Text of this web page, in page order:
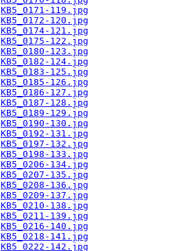
KB5_0171-119.jpg
KB5_0172-120.jpg
KB5_0174-121.jpg
KB5_0175-122.jpg
KB5_0180-123.jpg
KB5_0182-124.jpg
KB5_0183-125.jpg
KB5_0185-126.jpg
KB5_0186-127.jpg
KB5_0187-128.jpg
KB5_0189-129.jpg
KB5_0190-130.jpg
KB5_0192-131.jpg
KB5_0197-132.jpg
KB5_0198-133.jpg
KB5_0206-134.jpg
KB5_0207-135.jpg
KB5_0208-136.jpg
KB5_0209-137.jpg
KB5_0210-138.jpg
KB5_0211-139.jpg
KB5_0216-140.jpg
KB5_0218-141.jpg
KB5_0222-142.jpg